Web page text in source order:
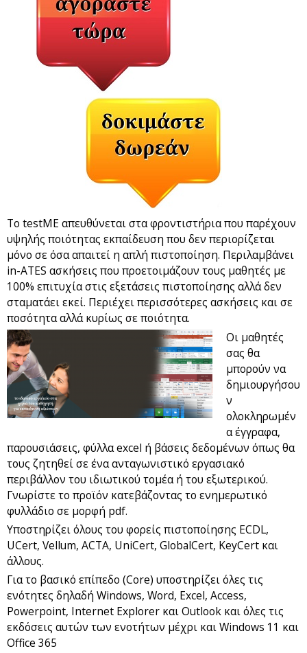
Το testME απευθύνεται στα φροντιστήρια που παρέχουν
υψηλής ποιότητας εκπαίδευση που δεν περιορίζεται
μόνο σε όσα απαιτεί η απλή πιστοποίηση. Περιλαμβάνει
in-ATES ασκήσεις που προετοιμάζουν τους μαθητές με
100% επιτυχία στις εξετάσεις πιστοποίησης αλλά δεν
σταματάει εκεί. Περιέχει περισσότερες ασκήσεις και σε
ποσότητα αλλά κυρίως σε ποιότητα.
Οι μαθητές
σας θα
μπορούν να
δημιουργήσου
ν
ολοκληρωμέν
α έγγραφα,
παρουσιάσεις, φύλλα excel ή βάσεις δεδομένων όπως θα
τους ζητηθεί σε ένα ανταγωνιστικό εργασιακό
περιβάλλον του ιδιωτικού τομέα ή του εξωτερικού.
Γνωρίστε το προϊόν κατεβάζοντας το ενημερωτικό
φυλλάδιο σε μορφή pdf.
Υποστηρίζει όλους του φορείς πιστοποίησης ECDL,
UCert, Vellum, ACTA, UniCert, GlobalCert, KeyCert και
άλλους.
Για το βασικό επίπεδο (Core) υποστηρίζει όλες τις
ενότητες δηλαδή Windows, Word, Excel, Access,
Powerpoint, Internet Explorer και Outlook και όλες τις
εκδόσεις αυτών των ενοτήτων μέχρι και Windows 11 και
Office 365